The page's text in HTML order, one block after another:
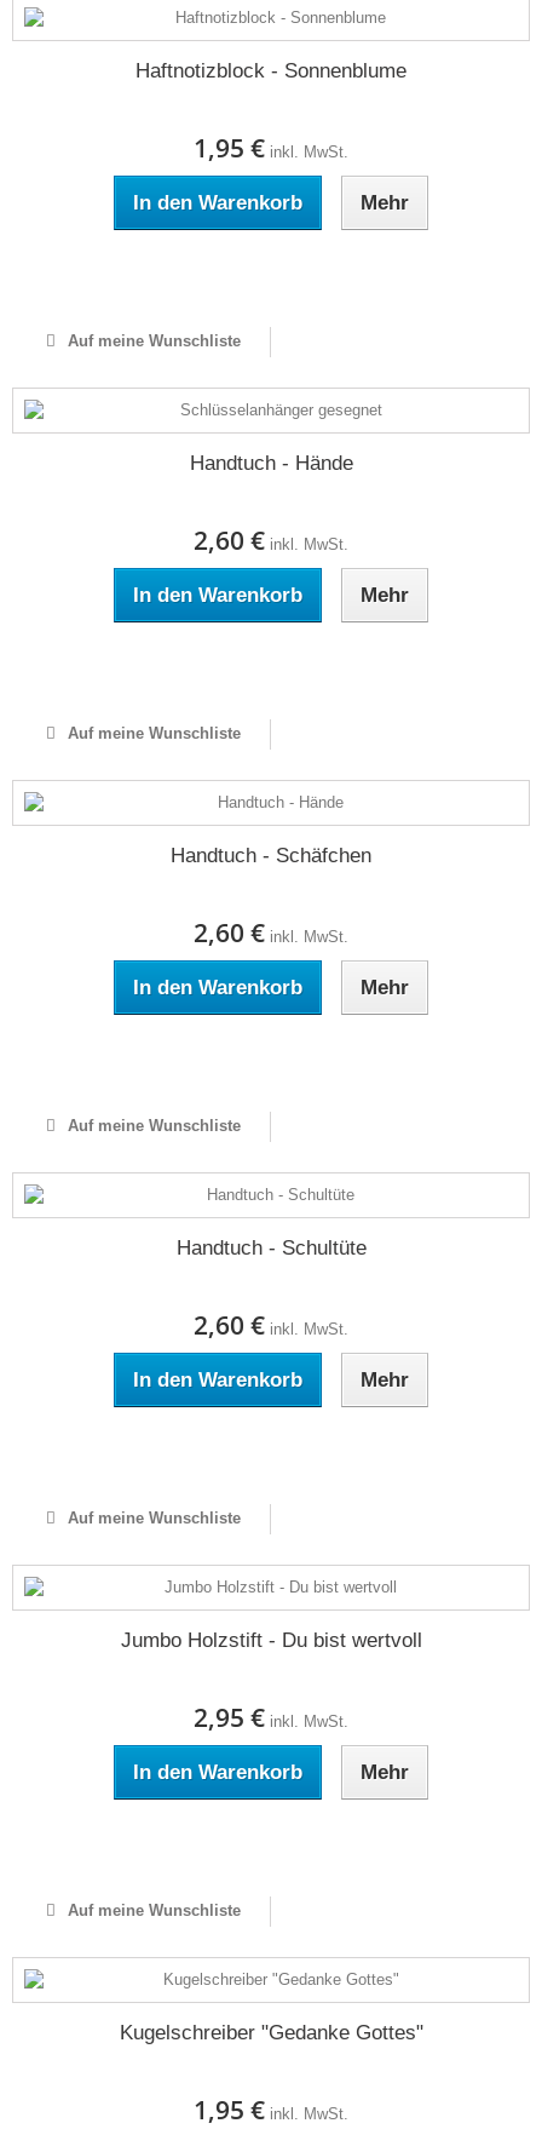
Haftnotizblock - Sonnenblume
1,95 € inkl. MwSt.
In den Warenkorb Mehr
Auf meine Wunschliste
Handtuch - Hände
2,60 € inkl. MwSt.
In den Warenkorb Mehr
Auf meine Wunschliste
Handtuch - Schäfchen
2,60 € inkl. MwSt.
In den Warenkorb Mehr
Auf meine Wunschliste
Handtuch - Schultüte
2,60 € inkl. MwSt.
In den Warenkorb Mehr
Auf meine Wunschliste
Jumbo Holzstift - Du bist wertvoll
2,95 € inkl. MwSt.
In den Warenkorb Mehr
Auf meine Wunschliste
Kugelschreiber "Gedanke Gottes"
1,95 € inkl. MwSt.